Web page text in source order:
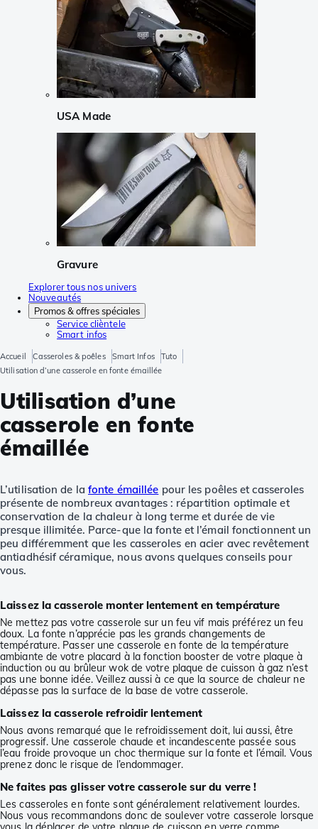
USA Made
Gravure
Explorer tous nos univers
Nouveautés
Promos & offres spéciales
Service clièntele
Smart infos
Accueil Casseroles & poêles Smart Infos
Tuto
Utilisation d’une casserole en fonte émaillée
Utilisation d’une
casserole en fonte
émaillée
L’utilisation de la fonte émaillée pour les poêles et casseroles
présente de nombreux avantages : répartition optimale et
conservation de la chaleur à long terme et durée de vie
presque illimitée. Parce-que la fonte et l’émail fonctionnent un
peu différemment que les casseroles en acier avec revêtement
antiadhésif céramique, nous avons quelques conseils pour
vous.
Laissez la casserole monter lentement en température
Ne mettez pas votre casserole sur un feu vif mais préférez un feu
doux. La fonte n’apprécie pas les grands changements de
température. Passer une casserole en fonte de la température
ambiante de votre placard à la fonction booster de votre plaque à
induction ou au brûleur wok de votre plaque de cuisson à gaz n’est
pas une bonne idée. Veillez aussi à ce que la source de chaleur ne
dépasse pas la surface de la base de votre casserole.
Laissez la casserole refroidir lentement
Nous avons remarqué que le refroidissement doit, lui aussi, être
progressif. Une casserole chaude et incandescente passée sous
l’eau froide provoque un choc thermique sur la fonte et l’émail. Vous
prenez donc le risque de l’endommager.
Ne faites pas glisser votre casserole sur du verre !
Les casseroles en fonte sont généralement relativement lourdes.
Nous vous recommandons donc de soulever votre casserole lorsque